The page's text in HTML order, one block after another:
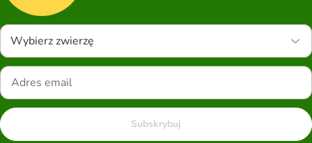
Wybierz zwierzę
Subskrybuj